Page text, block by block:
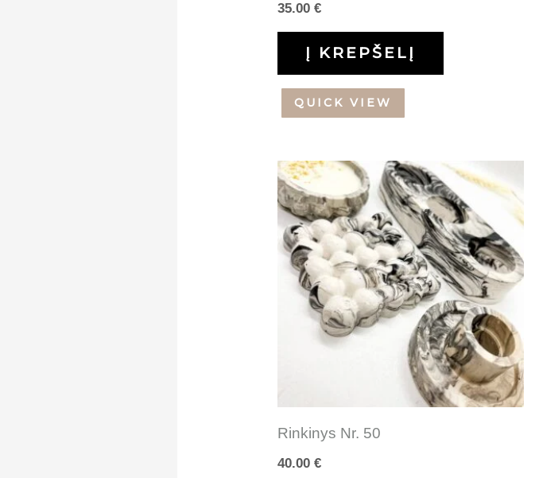
35.00€
Į KREPŠELĮ
QUICK VIEW
Rinkinys Nr. 50
40.00€